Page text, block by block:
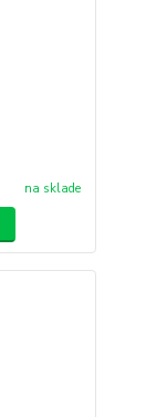
na sklade